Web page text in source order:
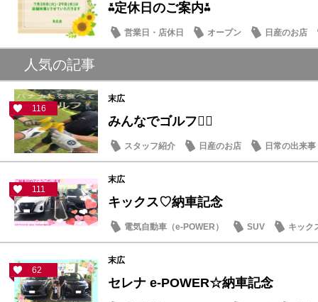
⁂定休日のご案内⁂
営業日・店休日 オープン 日産のお店
人気の記事
116
末広
みんなでゴルフ🏌️‍♂️
スタッフ紹介 日産のお店 日常の出来事
111
末広
キックス♡納車記念
電気自動車（e-POWER） SUV キック
62
末広
セレナ e-POWER☆納車記念